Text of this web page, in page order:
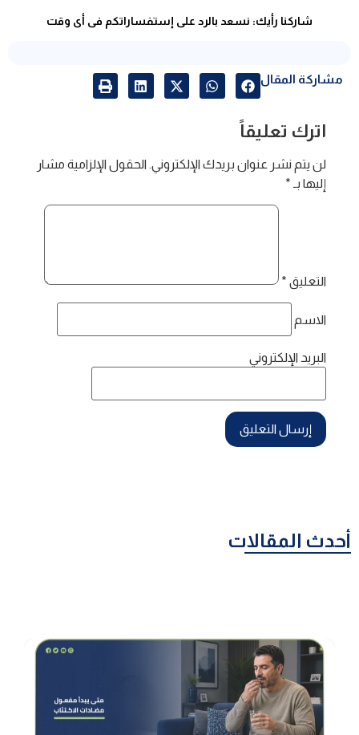
شاركنا رأيك: نسعد بالرد على إستفساراتكم فى أى وقت
مشاركة المقال
اترك تعليقاً
لن يتم نشر عنوان بريدك الإلكتروني. الحقول الإلزامية مشار
إليها بـ *
التعليق *
الاسم
البريد الإلكتروني
أحدث المقالات